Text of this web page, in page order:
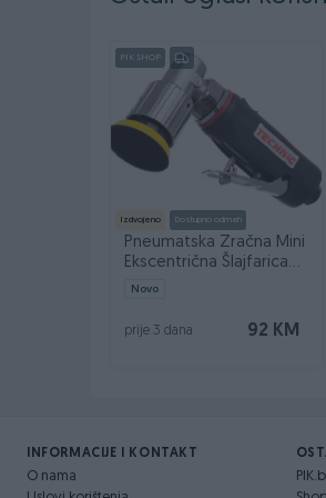
Dug, fleksibilan kabl za
Dizajniran za pouzdan i
Ovaj uređaj pruža
PIK SHOP
Izdvojeno Dostupno odmah
Pneumatska Zračna Mini
Ekscentrična Šlajfarica
50mm AT-7037B
Novo
92 KM
prije 3 dana
INFORMACIJE I KONTAKT
O nama